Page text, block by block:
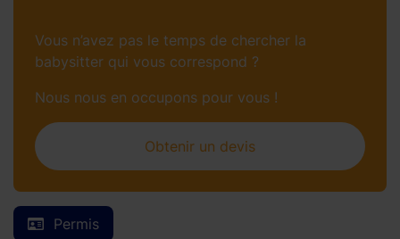
Permis
Vous n’avez pas le temps de chercher la
babysitter qui vous correspond ?
Nous nous en occupons pour vous !
Obtenir un devis